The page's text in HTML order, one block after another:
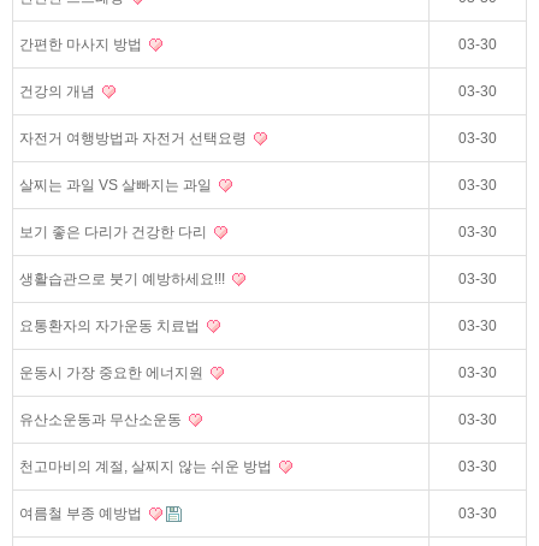
간편한 마사지 방법 03-30
건강의 개념 03-30
자전거 여행방법과 자전거 선택요령 03-30
살찌는 과일 VS 살빠지는 과일 03-30
보기 좋은 다리가 건강한 다리 03-30
생활습관으로 붓기 예방하세요!!! 03-30
요통환자의 자가운동 치료법 03-30
운동시 가장 중요한 에너지원 03-30
유산소운동과 무산소운동 03-30
천고마비의 계절, 살찌지 않는 쉬운 방법 03-30
여름철 부종 예방법 03-30